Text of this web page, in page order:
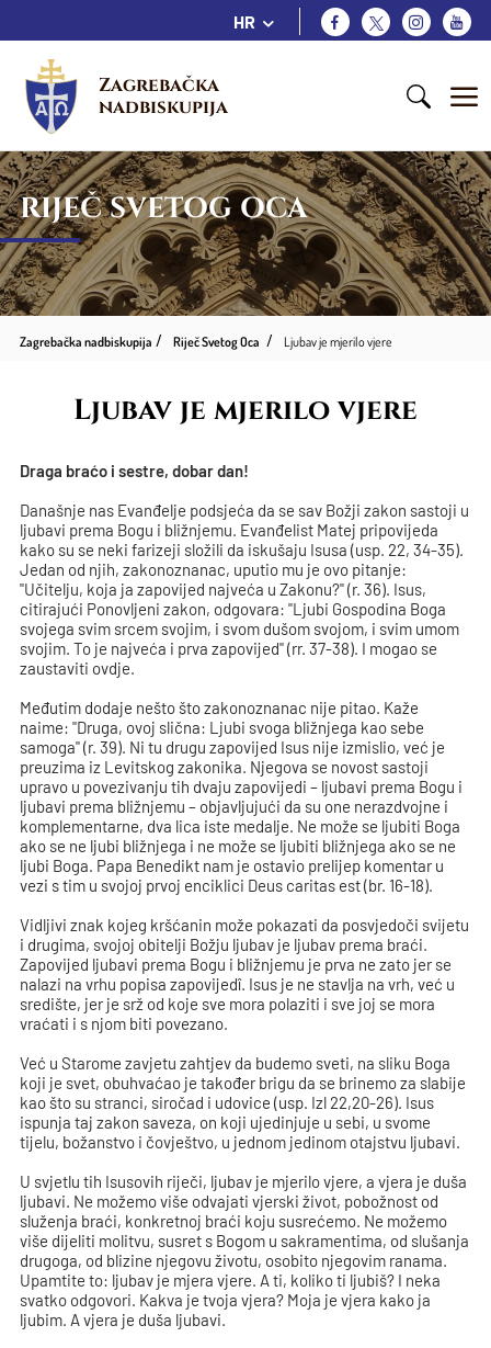
HR
Zagrebačka
nadbiskupija
RIJEČ SVETOG OCA
Zagrebačka nadbiskupija Riječ Svetog Oca Ljubav je mjerilo vjere
Ljubav je mjerilo vjere
Draga braćo i sestre, dobar dan!
Današnje nas Evanđelje podsjeća da se sav Božji zakon sastoji u
ljubavi prema Bogu i bližnjemu. Evanđelist Matej pripovijeda
kako su se neki farizeji složili da iskušaju Isusa (usp. 22, 34-35).
Jedan od njih, zakonoznanac, uputio mu je ovo pitanje:
"Učitelju, koja ja zapovijed najveća u Zakonu?" (r. 36). Isus,
citirajući Ponovljeni zakon, odgovara: "Ljubi Gospodina Boga
svojega svim srcem svojim, i svom dušom svojom, i svim umom
svojim. To je najveća i prva zapovijed" (rr. 37-38). I mogao se
zaustaviti ovdje.
Međutim dodaje nešto što zakonoznanac nije pitao. Kaže
naime: "Druga, ovoj slična: Ljubi svoga bližnjega kao sebe
samoga" (r. 39). Ni tu drugu zapovijed Isus nije izmislio, već je
preuzima iz Levitskog zakonika. Njegova se novost sastoji
upravo u povezivanju tih dvaju zapovijedi – ljubavi prema Bogu i
ljubavi prema bližnjemu – objavljujući da su one nerazdvojne i
komplementarne, dva lica iste medalje. Ne može se ljubiti Boga
ako se ne ljubi bližnjega i ne može se ljubiti bližnjega ako se ne
ljubi Boga. Papa Benedikt nam je ostavio prelijep komentar u
vezi s tim u svojoj prvoj enciklici Deus caritas est (br. 16-18).
Vidljivi znak kojeg kršćanin može pokazati da posvjedoči svijetu
i drugima, svojoj obitelji Božju ljubav je ljubav prema braći.
Zapovijed ljubavi prema Bogu i bližnjemu je prva ne zato jer se
nalazi na vrhu popisa zapovijedî. Isus je ne stavlja na vrh, već u
središte, jer je srž od koje sve mora polaziti i sve joj se mora
vraćati i s njom biti povezano.
Već u Starome zavjetu zahtjev da budemo sveti, na sliku Boga
koji je svet, obuhvaćao je također brigu da se brinemo za slabije
kao što su stranci, siročad i udovice (usp. Izl 22,20-26). Isus
ispunja taj zakon saveza, on koji ujedinjuje u sebi, u svome
tijelu, božanstvo i čovještvo, u jednom jedinom otajstvu ljubavi.
U svjetlu tih Isusovih riječi, ljubav je mjerilo vjere, a vjera je duša
ljubavi. Ne možemo više odvajati vjerski život, pobožnost od
služenja braći, konkretnoj braći koju susrećemo. Ne možemo
više dijeliti molitvu, susret s Bogom u sakramentima, od slušanja
drugoga, od blizine njegovu životu, osobito njegovim ranama.
Upamtite to: ljubav je mjera vjere. A ti, koliko ti ljubiš? I neka
svatko odgovori. Kakva je tvoja vjera? Moja je vjera kako ja
ljubim. A vjera je duša ljubavi.